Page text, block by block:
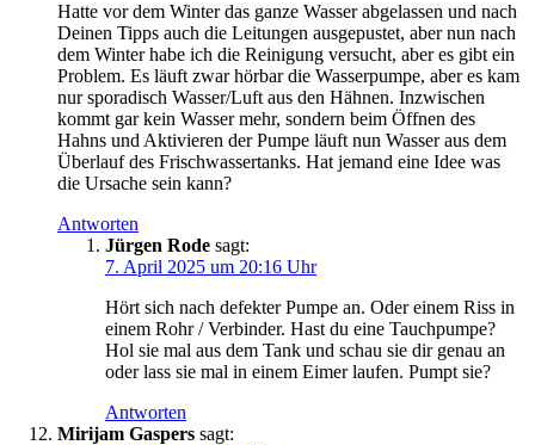
Hatte vor dem Winter das ganze Wasser abgelassen und nach
Deinen Tipps auch die Leitungen ausgepustet, aber nun nach
dem Winter habe ich die Reinigung versucht, aber es gibt ein
Problem. Es läuft zwar hörbar die Wasserpumpe, aber es kam
nur sporadisch Wasser/Luft aus den Hähnen. Inzwischen
kommt gar kein Wasser mehr, sondern beim Öffnen des
Hahns und Aktivieren der Pumpe läuft nun Wasser aus dem
Überlauf des Frischwassertanks. Hat jemand eine Idee was
die Ursache sein kann?
Antworten
Jürgen Rode sagt:
7. April 2025 um 20:16 Uhr
Hört sich nach defekter Pumpe an. Oder einem Riss in
einem Rohr / Verbinder. Hast du eine Tauchpumpe?
Hol sie mal aus dem Tank und schau sie dir genau an
oder lass sie mal in einem Eimer laufen. Pumpt sie?
Antworten
Mirijam Gaspers sagt: